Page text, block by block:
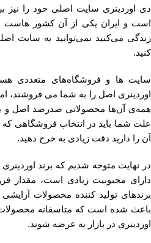
دی اوردینری سایت اصلی خود را نیز
است و ایران یکی از آن کشور هاست
زندگی می‌کنید نمی‌توانید به سایت
کنید.
سایت ها و فروشگاه‌های متعددی
اوردینری اصل را به شما می فروشند،
همه‌ی آن‌ها محصولاتی صدرصد اصل و
علت شما باید در انتخاب فروشگاهی
آن را دارید دقت زیادی به خرج دهید.
در نهایت متوجه شدیم که برند
دارای محبوبیت زیادی است، مقدار
برندهای تولید کننده محصولات
باعث شده است که متاسفانه محصولات
اوردینری در بازار به عرضه شوند.